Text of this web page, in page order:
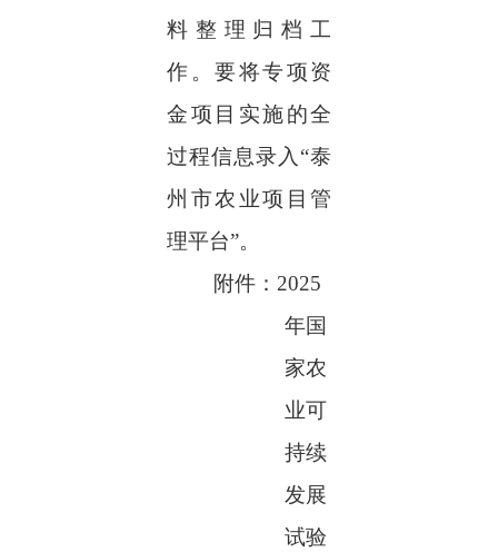
料整理归档工
作。要将专项资
金项目实施的全
过程信息录入 “泰
州市农业项目管
理平台”。
附件： 2025
年国
家农
业可
持续
发展
试验